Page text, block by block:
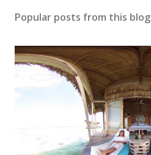
Popular posts from this blog